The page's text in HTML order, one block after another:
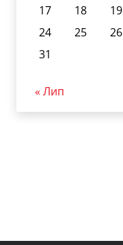
17
18 19
24
25 26
31
« Лип